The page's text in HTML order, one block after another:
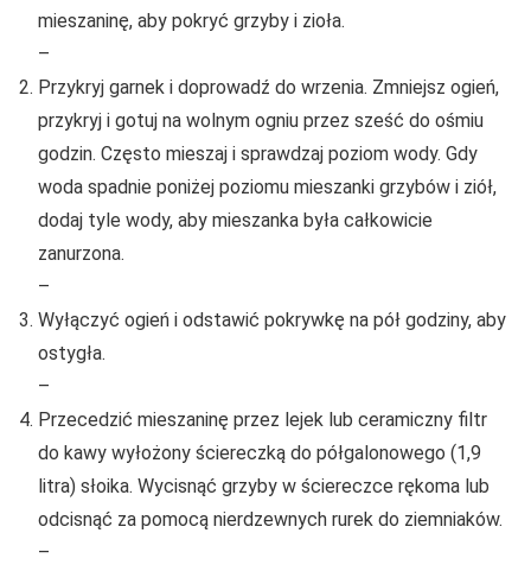
mieszaninę, aby pokryć grzyby i zioła.
–
Przykryj garnek i doprowadź do wrzenia. Zmniejsz ogień,
przykryj i gotuj na wolnym ogniu przez sześć do ośmiu
godzin. Często mieszaj i sprawdzaj poziom wody. Gdy
woda spadnie poniżej poziomu mieszanki grzybów i ziół,
dodaj tyle wody, aby mieszanka była całkowicie
zanurzona.
–
Wyłączyć ogień i odstawić pokrywkę na pół godziny, aby
ostygła.
–
Przecedzić mieszaninę przez lejek lub ceramiczny filtr
do kawy wyłożony ściereczką do półgalonowego (1,9
litra) słoika. Wycisnąć grzyby w ściereczce rękoma lub
odcisnąć za pomocą nierdzewnych rurek do ziemniaków.
–